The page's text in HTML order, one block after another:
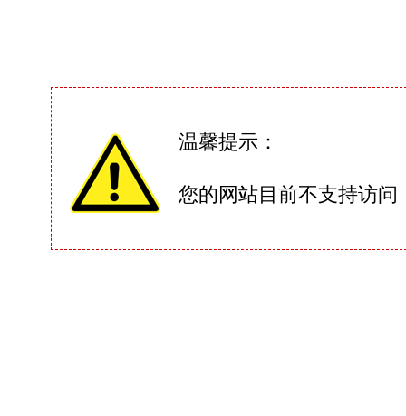
温馨提示：
您的网站目前不支持访